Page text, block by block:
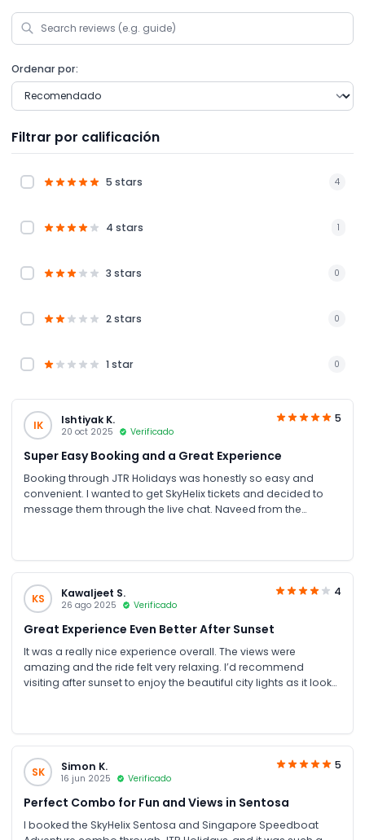
Ordenar por:
Filtrar por calificación
5 stars 4
4 stars 1
3 stars 0
2 stars 0
1 star 0
IK Ishtiyak K.
20 oct 2025 Verificado
5
Super Easy Booking and a Great Experience
Booking through JTR Holidays was honestly so easy and
convenient. I wanted to get SkyHelix tickets and decided to
message them through the live chat. Naveed from the
affordable. The whole process was smooth from start to
finish, and the SkyHelix experience was such a memorable
part of our trip. I’ll definitely try it again with my mom the next
time I’m in Singapore. Highly recommend JTR Holidays!
KS Kawaljeet S.
26 ago 2025 Verificado
4
Great Experience Even Better After Sunset
It was a really nice experience overall. The views were
amazing and the ride felt very relaxing. I’d recommend
visiting after sunset to enjoy the beautiful city lights as it looks
SK Simon K.
16 jun 2025 Verificado
5
Perfect Combo for Fun and Views in Sentosa
I booked the SkyHelix Sentosa and Singapore Speedboat